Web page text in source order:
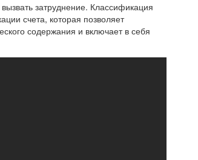
затруднение. Классификация
счета, которая позволяет
содержания и включает в себя